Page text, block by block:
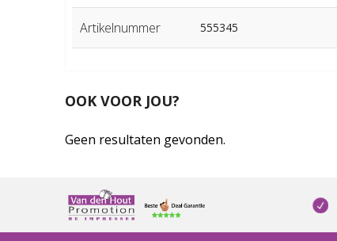
Artikelnummer 555345
OOK VOOR JOU?
Geen resultaten gevonden.